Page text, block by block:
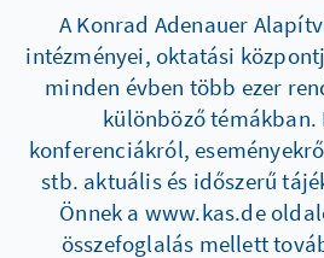
A Konrad Adenauer
intézményei, oktatási
minden évben több ezer
különböző
konferenciákról,
stb. aktuális és időszerű
Önnek a www.kas.de
összefoglalás mellett